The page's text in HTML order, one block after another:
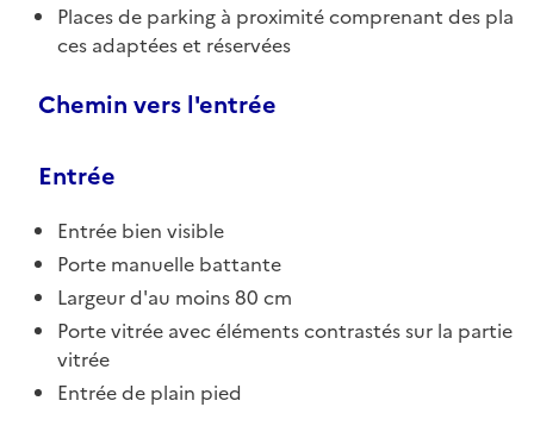
Places de parking à proximité comprenant des pla
ces adaptées et réservées
Chemin vers l'entrée
Entrée
Entrée bien visible
Porte manuelle battante
Largeur d'au moins 80 cm
Porte vitrée avec éléments contrastés sur la partie
vitrée
Entrée de plain pied